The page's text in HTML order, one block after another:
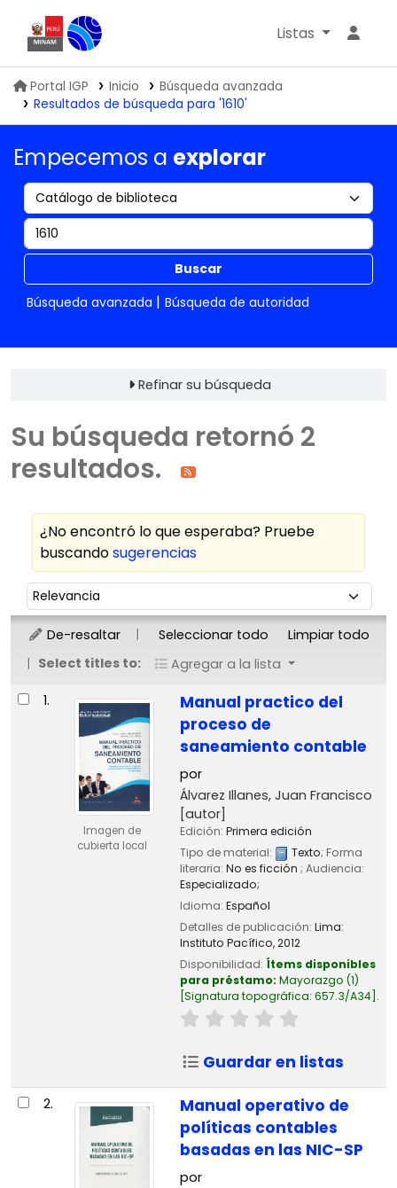
Biblioteca IGP
Listas
Portal IGP Inicio
Búsqueda avanzada
Resultados de búsqueda para '1610'
Empecemos a explorar
Buscar
Búsqueda avanzada
Búsqueda de autoridad
Refinar su búsqueda
Su búsqueda retornó 2
resultados.
¿No encontró lo que esperaba? Pruebe
buscandosugerencias
Ordenar
Ordenar por:
De-resaltar Seleccionar todo
Limpiar todo
Select titles to:
Agregar a la lista
Resultados
1.
Imagen de
cubierta local
Manual practico del
proceso de
saneamiento contable
por
Álvarez Illanes, Juan Francisco
[autor]
Edición: Primera edición
Tipo de material:
Texto; Forma
literaria: No es ficción ; Audiencia:
Especializado;
Idioma: Español
Detalles de publicación: Lima:
Instituto Pacífico,2012
Disponibilidad: Ítems disponibles
para préstamo: Mayorazgo (1)
Signatura topográfica: 657.3/A34 .
Guardar en listas
2.
Manual operativo de
políticas contables
basadas en las NIC-SP
por